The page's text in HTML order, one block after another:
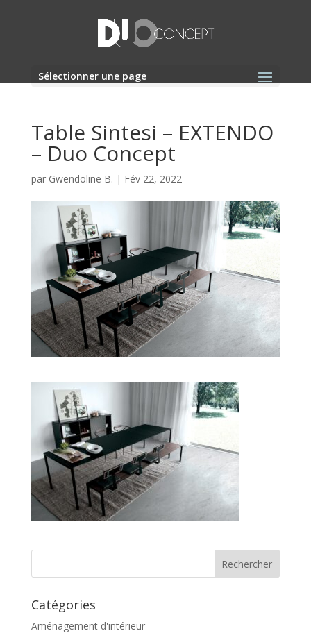
Sélectionner une page
Table Sintesi – EXTENDO
– Duo Concept
par Gwendoline B. | Fév 22, 2022
Catégories
Aménagement d'intérieur